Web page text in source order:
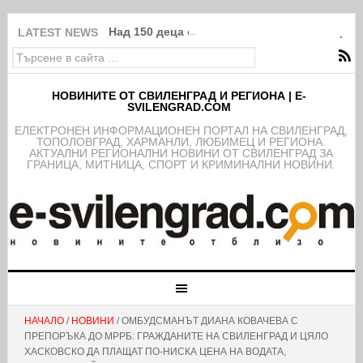
LATEST NEWS Над 150 деца от школата на ФК
НОВИНИТЕ ОТ СВИЛЕНГРАД И РЕГИОНА | E-
SVILENGRAD.COM
EЛЕКТРОНЕН ИНФОРМАЦИОНЕН ПОРТАЛ НА СВИЛЕНГРАД,
ТОПОЛОВГРАД, ХАРМАНЛИ, ЛЮБИМЕЦ И РЕГИОНА.
АКТУАЛНИ РЕГИОНАЛНИ НОВИНИ ОТ СВИЛЕНГРАД ЗА
ГРАНИЦА, МИТНИЦА, СПОРТ И КРИМИНАЛНИ НОВИНИ.
НАЧАЛО/ НОВИНИ / ОМБУДСМАНЪТ ДИАНА КОВАЧЕВА С
ПРЕПОРЪКА ДО МРРБ: ГРАЖДАНИТЕ НА СВИЛЕНГРАД И ЦЯЛО
ХАСКОВСКО ДА ПЛАЩАТ ПО-НИСКА ЦЕНА НА ВОДАТА,